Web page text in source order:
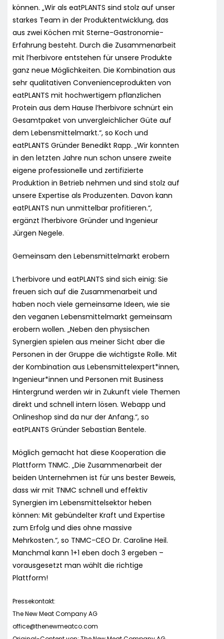
können. „Wir als eatPLANTS sind stolz auf unser
starkes Team in der Produktentwicklung, das
aus zwei Köchen mit Sterne-Gastronomie-
Erfahrung besteht. Durch die Zusammenarbeit
mit l’herbivore entstehen für unsere Produkte
ganz neue Möglichkeiten. Die Kombination aus
sehr qualitativen Convenienceprodukten von
eatPLANTS mit hochwertigem pflanzlichen
Protein aus dem Hause l’herbivore schnürt ein
Gesamtpaket von unvergleichlicher Güte auf
dem Lebensmittelmarkt.“, so Koch und
eatPLANTS Gründer Benedikt Rapp. „Wir konnten
in den letzten Jahre nun schon unsere zweite
eigene professionelle und zertifizierte
Produktion in Betrieb nehmen und sind stolz auf
unsere Expertise als Produzenten. Davon kann
eatPLANTS nun unmittelbar profitieren.“,
ergänzt l’herbivore Gründer und Ingenieur
Jürgen Negele.
Gemeinsam den Lebensmittelmarkt erobern
L’herbivore und eatPLANTS sind sich einig: Sie
freuen sich auf die Zusammenarbeit und
haben noch viele gemeinsame Ideen, wie sie
den veganen Lebensmittelmarkt gemeinsam
erobern wollen. „Neben den physischen
Synergien spielen aus meiner Sicht aber die
Personen in der Gruppe die wichtigste Rolle. Mit
der Kombination aus Lebensmittelexpert*innen,
Ingenieur*innen und Personen mit Business
Hintergrund werden wir in Zukunft viele Themen
direkt und schnell intern lösen. Webapp und
Onlineshop sind da nur der Anfang.“, so
eatPLANTS Gründer Sebastian Bentele.
Möglich gemacht hat diese Kooperation die
Plattform TNMC. „Die Zusammenarbeit der
beiden Unternehmen ist für uns bester Beweis,
dass wir mit TNMC schnell und effektiv
Synergien im Lebensmittelsektor heben
können: Mit gebündelter Kraft und Expertise
zum Erfolg und dies ohne massive
Mehrkosten.“, so TNMC-CEO Dr. Caroline Heil.
Manchmal kann 1+1 eben doch 3 ergeben –
vorausgesetzt man wählt die richtige
Plattform!
Pressekontakt:
The New Meat Company AG
office@thenewmeatco.com